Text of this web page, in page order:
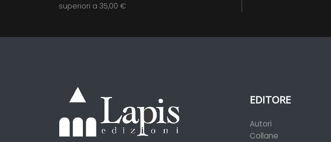
superiori a 35,00 €
EDITORE
Autori
Collane